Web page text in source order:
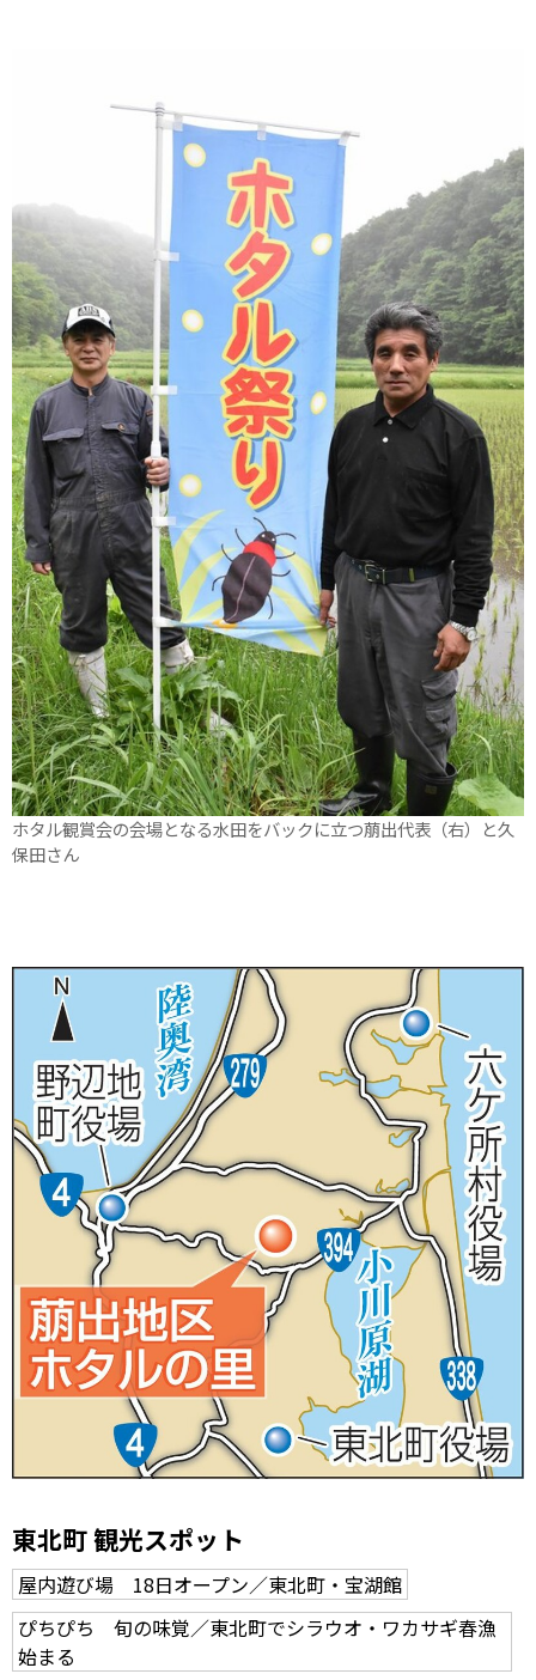
ホタル観賞会の会場となる水田をバックに立つ萠出代表（右）と久
保田さん
東北町 観光スポット
屋内遊び場 18日オープン／東北町・宝湖館
ぴちぴち 旬の味覚／東北町でシラウオ・ワカサギ春漁
始まる